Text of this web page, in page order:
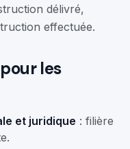
délivré,
effectuée.
les
et juridique : filière